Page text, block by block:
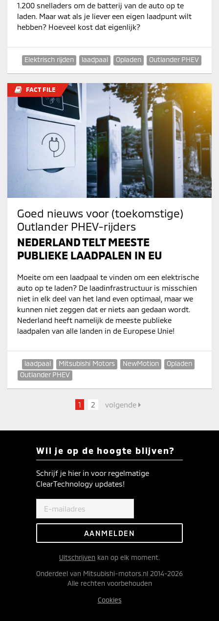
1.200 snelladers om de batterij van de auto op te
laden. Maar wat als je liever een eigen laadpunt wilt
hebben? Hoeveel kost dat eigenlijk?
Elektrisch rijden laadpaal Opladen Outlander PHEV
FACT FILE
Goed nieuws voor (toekomstige)
Outlander PHEV-rijders
NEDERLAND TELT MEESTE
PUBLIEKE LAADPALEN IN EU
Moeite om een laadpaal te vinden om een elektrische
auto op te laden? De laadinfrastructuur is misschien
niet in elk deel van het land even optimaal, maar we
kunnen niet zeggen dat er niets aan gedaan wordt.
Nederland heeft namelijk de meeste publieke
laadpalen van alle landen in de Europese Unie!
laadpaal Mitsubishi Motors NewMotion
Opladen
Outlander PHEV
1 2 volgende
Wil je op de hoogte blijven?
Schrijf je hier in voor regelmatige
ClearTechnology updates!
Uitschrijven kan op elk moment.
Onderdeel van Mitsubishi-motors.nl 2014-2026
Alle rechten voorbehouden
Cookies